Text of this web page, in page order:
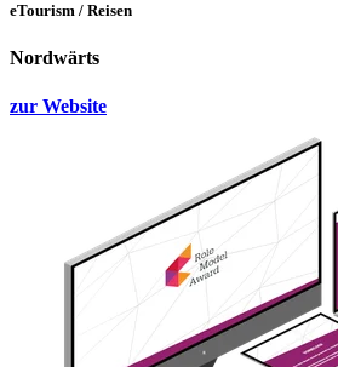
eTourism / Reisen
Nordwärts
zur Website